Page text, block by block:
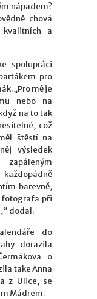
nápadem?
chová
a
spolupráci
pro
„Pro mě je
nebo na
na to tak
což
štěstí na
výsledek
barevně,
fotografa při
dodal.
do
dorazila
o
take Anna
z Ulice, se
Mádrem.